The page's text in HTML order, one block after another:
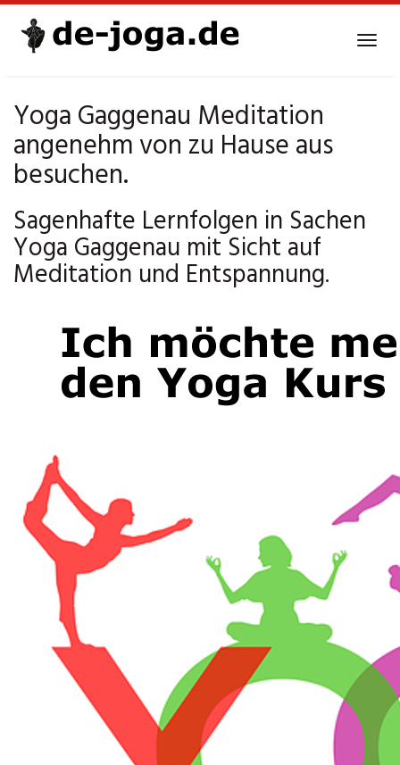
Yoga Gaggenau Meditation
angenehm von zu Hause aus
besuchen.
Sagenhafte Lernfolgen in Sachen
Yoga Gaggenau mit Sicht auf
Meditation und Entspannung.